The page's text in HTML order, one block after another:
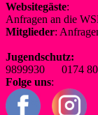
Websitegäste:
Anfragen an die
Mitglieder:
Jugendschutz:
9899930 0174
Folge uns: